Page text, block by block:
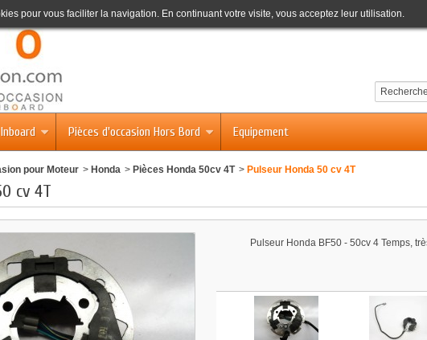
Pièces d'occasion Hors Bord Equipement
pour vous faciliter la navigation. En continuant votre visite, vous acceptez leur utilisation.
pour Moteur > Honda > Pièces Honda 50cv 4T > Pulseur Honda 50 cv 4T
cv 4T
Pulseur Honda BF50 - 50cv 4 Temps,